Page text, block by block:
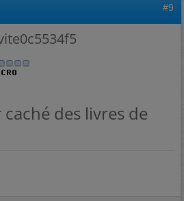
#9
des livres de